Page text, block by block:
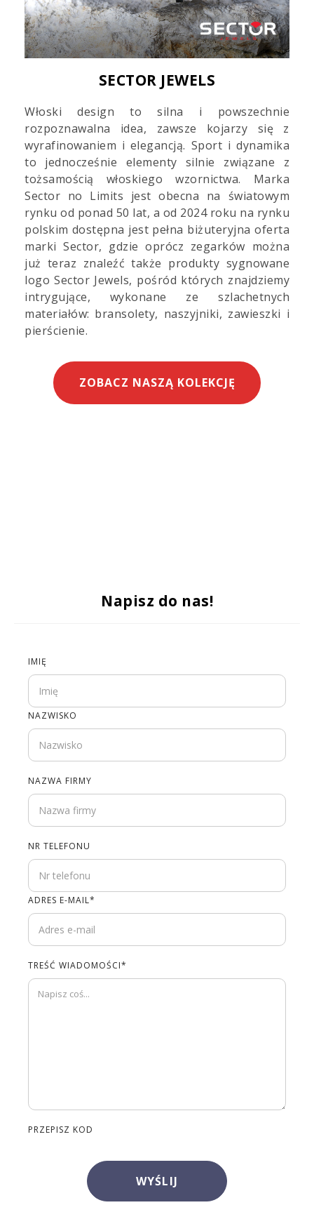
SECTOR JEWELS
Włoski design to silna i powszechnie
rozpoznawalna idea, zawsze kojarzy się z
wyrafinowaniem i elegancją. Sport i dynamika
to jednocześnie elementy silnie związane z
tożsamością włoskiego wzornictwa. Marka
Sector no Limits jest obecna na światowym
rynku od ponad 50 lat, a od 2024 roku na rynku
polskim dostępna jest pełna biżuteryjna oferta
marki Sector, gdzie oprócz zegarków można
już teraz znaleźć także produkty sygnowane
logo Sector Jewels, pośród których znajdziemy
intrygujące, wykonane ze szlachetnych
materiałów: bransolety, naszyjniki, zawieszki i
pierścienie.
ZOBACZ NASZĄ KOLEKCJĘ
Napisz do nas!
IMIĘ
NAZWISKO
NAZWA FIRMY
NR TELEFONU
ADRES E-MAIL*
TREŚĆ WIADOMOŚCI*
PRZEPISZ KOD